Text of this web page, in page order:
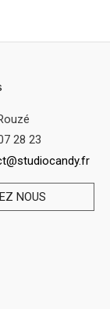
28 23
NOUS